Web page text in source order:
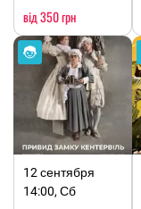
від 350 грн
12 сентября
14:00, Сб